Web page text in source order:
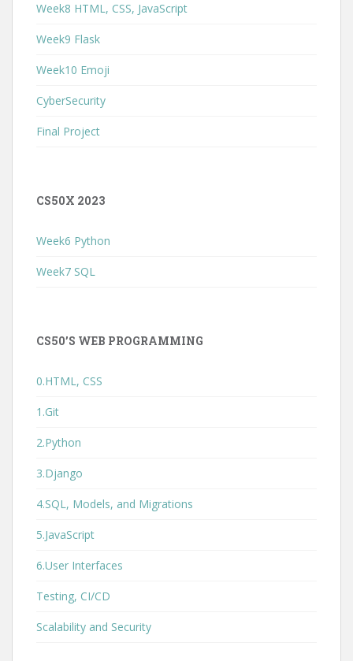
Week8 HTML, CSS, JavaScript
Week9 Flask
Week10 Emoji
CyberSecurity
Final Project
CS50X 2023
Week6 Python
Week7 SQL
CS50’S WEB PROGRAMMING
0.HTML, CSS
1.Git
2.Python
3.Django
4.SQL, Models, and Migrations
5.JavaScript
6.User Interfaces
Testing, CI/CD
Scalability and Security